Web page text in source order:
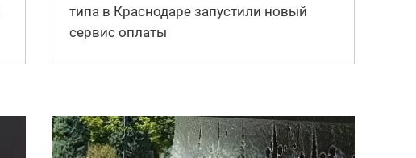
типа в Краснодаре запустили новый
сервис оплаты